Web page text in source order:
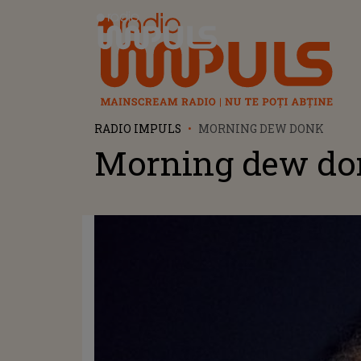
Radio Impuls
RADIO IMPULS MORNING DEW DONK
Morning dew